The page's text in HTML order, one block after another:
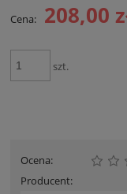
Cena: 208,00
szt.
Ocena:
Producent: